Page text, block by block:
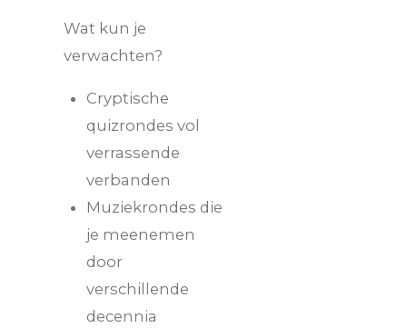
Wat kun je
verwachten?
Cryptische
quizrondes vol
verrassende
verbanden
Muziekrondes die
je meenemen
door
verschillende
decennia